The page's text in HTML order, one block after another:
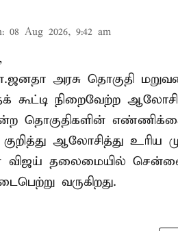
: 08 Aug 2026, 9:42 am
அரசு தொகுதி
கூட்டி நிறைவேற்ற
தொகுதிகளின்
குறித்து ஆலோசித்து உரிய
விஜய் தலைமையில்
வருகிறது.